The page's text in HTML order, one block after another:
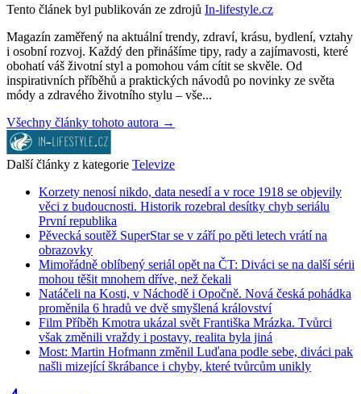
Tento článek byl publikován ze zdrojů In-lifestyle.cz
Magazín zaměřený na aktuální trendy, zdraví, krásu, bydlení, vztahy
i osobní rozvoj. Každý den přinášíme tipy, rady a zajímavosti, které
obohatí váš životní styl a pomohou vám cítit se skvěle. Od
inspirativních příběhů a praktických návodů po novinky ze světa
módy a zdravého životního stylu – vše...
Všechny články tohoto autora →
Další články z kategorie Televize
Korzety nenosí nikdo, data nesedí a v roce 1918 se objevily
věci z budoucnosti. Historik rozebral desítky chyb seriálu
První republika
Pěvecká soutěž SuperStar se v září po pěti letech vrátí na
obrazovky
Mimořádně oblíbený seriál opět na ČT: Diváci se na další sérii
mohou těšit mnohem dříve, než čekali
Natáčeli na Kosti, v Náchodě i Opočně. Nová česká pohádka
proměnila 6 hradů ve dvě smyšlená království
Film Příběh Kmotra ukázal svět Františka Mrázka. Tvůrci
však změnili vraždy i postavy, realita byla jiná
Most: Martin Hofmann změnil Luďana podle sebe, diváci pak
našli mizející škrábance i chyby, které tvůrcům unikly